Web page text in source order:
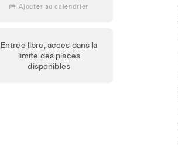
 Ajouter au calendrier
Entrée libre, accès dans la
limite des places
disponibles